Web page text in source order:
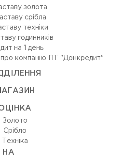
золота
срібла
техніки
годинників
на 1 день
про компанію ПТ "Донкредит"
Золото
Срiбло
Технiка
НА